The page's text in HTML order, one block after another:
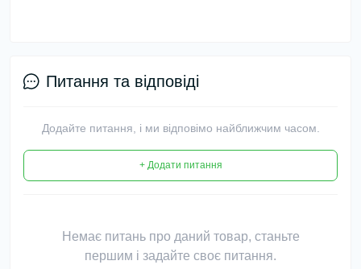
Питання та відповіді
Додайте питання, і ми відповімо найближчим часом.
+ Додати питання
Немає питань про даний товар, станьте
першим і задайте своє питання.